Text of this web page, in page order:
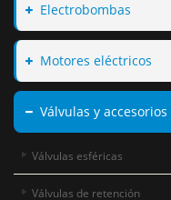
Electrobombas
Motores eléctricos
Válvulas y accesorios
Válvulas esféricas
Válvulas de retención